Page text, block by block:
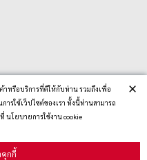
าหรือบริการที่ดีให้กับท่าน รวมถึงเพื่อ
รใช้เว็ปไซต์ของเรา ทั้งนี้ท่านสามารถ
นโยบายการใช้งาน cookie
กกี้
×